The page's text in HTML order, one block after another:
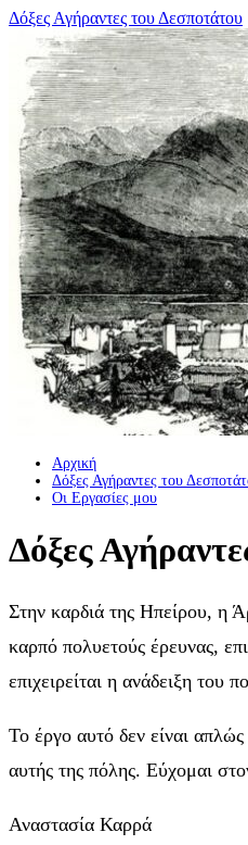
Μετάβαση
περιεχόμενο
Δόξες Αγήραντες του Δεσποτάτου
Αρχική
Δόξες Αγήραντες του
Οι Eργασίες μου
Δόξες
Στην καρδιά της Ηπείρου, η
καρπό πολυετούς έρευνας,
επιχειρείται η ανάδειξη του
Το έργο αυτό δεν είναι
αυτής της πόλης. Εύχομαι
Αναστασία Καρρά